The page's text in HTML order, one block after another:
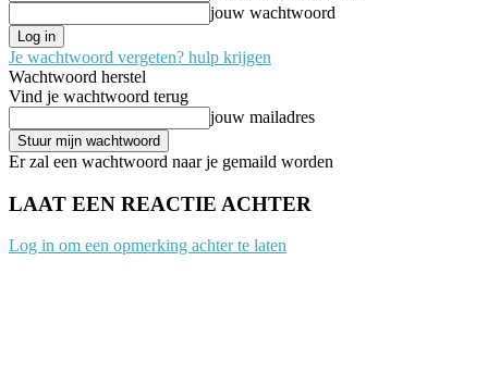
jouw wachtwoord
Je wachtwoord vergeten? hulp krijgen
Wachtwoord herstel
Vind je wachtwoord terug
jouw mailadres
Er zal een wachtwoord naar je gemaild worden
LAAT EEN REACTIE ACHTER
Log in om een opmerking achter te laten